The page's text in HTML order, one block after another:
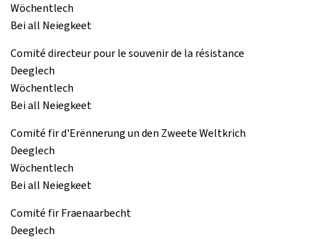
Wöchentlech
Bei all Neiegkeet
Comité directeur pour le souvenir de la résistance
Deeglech
Wöchentlech
Bei all Neiegkeet
Comité fir d'Erënnerung un den Zweete Weltkrich
Deeglech
Wöchentlech
Bei all Neiegkeet
Comité fir Fraenaarbecht
Deeglech